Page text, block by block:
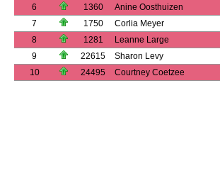
6
1360
Anine Oosthuizen
7
1750
Corlia Meyer
8
1281
Leanne Large
9
22615
Sharon Levy
10
24495 Courtney Coetzee